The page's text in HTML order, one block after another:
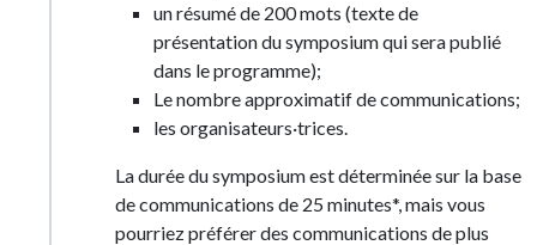
un résumé de 200 mots (texte de
présentation du symposium qui sera publié
dans le programme);
Le nombre approximatif de communications;
les organisateurs·trices.
La durée du symposium est déterminée sur la base
de communications de 25 minutes*, mais vous
pourriez préférer des communications de plus